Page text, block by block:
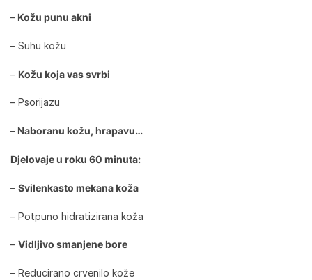
– Kožu punu akni
– Suhu kožu
– Kožu koja vas svrbi
– Psorijazu
– Naboranu kožu, hrapavu…
Djelovaje u roku 60 minuta:
– Svilenkasto mekana koža
– Potpuno hidratizirana koža
– Vidljivo smanjene bore
– Reducirano crvenilo kože